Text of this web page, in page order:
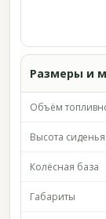
Размеры и
Объём
Высота сиденья
Колёсная база
Габариты